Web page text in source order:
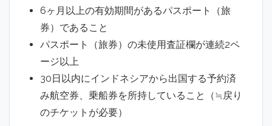
6ヶ月以上の有効期間があるパスポート（旅
券）であること
パスポート（旅券）の未使用査証欄が連続2ペ
ージ以上
30日以内にインドネシアから出国する予約済
み航空券、乗船券を所持していること（≒戻り
のチケットが必要）